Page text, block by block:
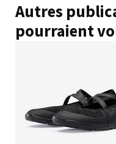
Autres
pourraient